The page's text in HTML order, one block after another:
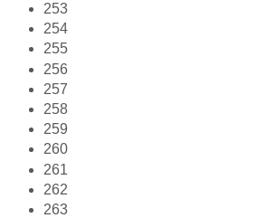
253
254
255
256
257
258
259
260
261
262
263